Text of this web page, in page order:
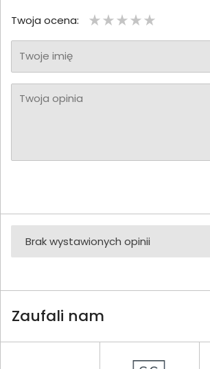
Twoja ocena:
Twoje imię
Twoja opinia
Brak wystawionych opinii
Zaufali nam